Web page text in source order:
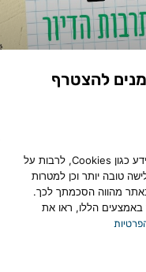
להצטרף
באתר זה נעשה שימוש בטכנולוגיות איסוף מידע כגון Cookies, לרבות על
טובה יותר וכן למטרות
באתר מהווה הסכמתך לכך.
באמצעים הללו, ראו את